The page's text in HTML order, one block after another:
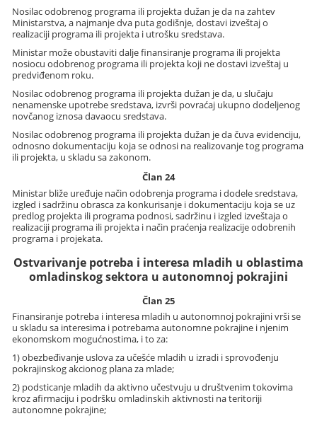
Nosilac odobrenog programa ili projekta dužan je da na zahtev
Ministarstva, a najmanje dva puta godišnje, dostavi izveštaj o
realizaciji programa ili projekta i utrošku sredstava.
Ministar može obustaviti dalje finansiranje programa ili projekta
nosiocu odobrenog programa ili projekta koji ne dostavi izveštaj u
predviđenom roku.
Nosilac odobrenog programa ili projekta dužan je da, u slučaju
nenamenske upotrebe sredstava, izvrši povraćaj ukupno dodeljenog
novčanog iznosa davaocu sredstava.
Nosilac odobrenog programa ili projekta dužan je da čuva evidenciju,
odnosno dokumentaciju koja se odnosi na realizovanje tog programa
ili projekta, u skladu sa zakonom.
Član 24
Ministar bliže uređuje način odobrenja programa i dodele sredstava,
izgled i sadržinu obrasca za konkurisanje i dokumentaciju koja se uz
predlog projekta ili programa podnosi, sadržinu i izgled izveštaja o
realizaciji programa ili projekta i način praćenja realizacije odobrenih
programa i projekata.
Ostvarivanje potreba i interesa mladih u oblastima
omladinskog sektora u autonomnoj pokrajini
Član 25
Finansiranje potreba i interesa mladih u autonomnoj pokrajini vrši se
u skladu sa interesima i potrebama autonomne pokrajine i njenim
ekonomskom mogućnostima, i to za:
1) obezbeđivanje uslova za učešće mladih u izradi i sprovođenju
pokrajinskog akcionog plana za mlade;
2) podsticanje mladih da aktivno učestvuju u društvenim tokovima
kroz afirmaciju i podršku omladinskih aktivnosti na teritoriji
autonomne pokrajine;